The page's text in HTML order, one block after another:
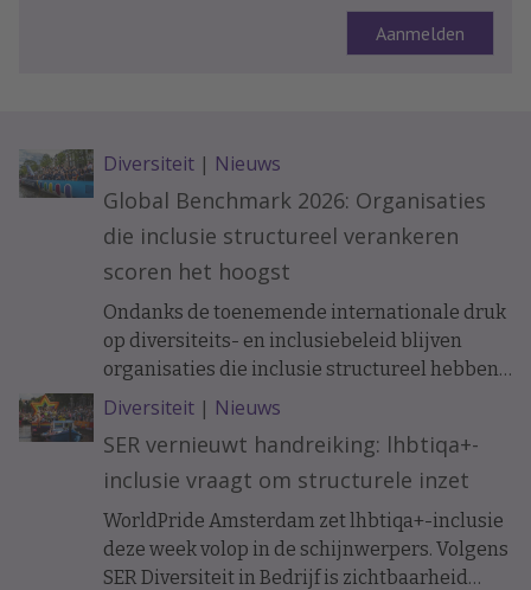
Diversiteit| Nieuws
Global Benchmark 2026: Organisaties
die inclusie structureel verankeren
scoren het hoogst
Ondanks de toenemende internationale druk
op diversiteits- en inclusiebeleid blijven
organisaties die inclusie structureel hebben
verankerd beter presteren. Dat blijkt uit de
Workplace Pride Global Benchmark 2026,
waarin werkgevers worden beoordeeld op
hun lhbtiq+-inclusiebeleid.
Diversiteit| Nieuws
SER vernieuwt handreiking: lhbtiqa+-
inclusie vraagt om structurele inzet
WorldPride Amsterdam zet lhbtiqa+-inclusie
deze week volop in de schijnwerpers. Volgens
SER Diversiteit in Bedrijf is zichtbaarheid